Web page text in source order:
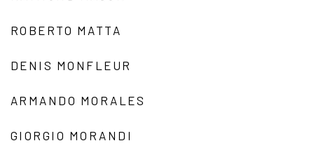
ROBERTO MATTA
DENIS MONFLEUR
ARMANDO MORALES
GIORGIO MORANDI